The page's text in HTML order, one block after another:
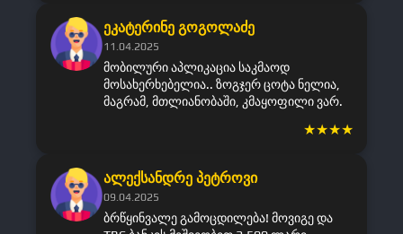
ეკატერინე გოგოლაძე
11.04.2025
მობილური აპლიკაცია საკმაოდ
მოსახერხებელია.. ზოგჯერ ცოტა ნელია,
მაგრამ, მთლიანობაში, კმაყოფილი ვარ.
★★★★
ალექსანდრე პეტროვი
09.04.2025
ბრწყინვალე გამოცდილება! მოვიგე და